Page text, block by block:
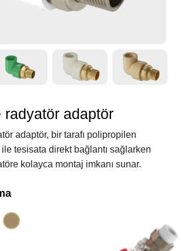
radyatör adaptör
adaptör, bir tarafı polipropilen
tesisata direkt bağlantı sağlarken
kolayca montaj imkanı sunar.